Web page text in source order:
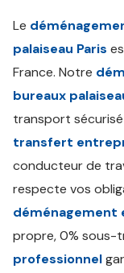
Le
palaiseau Paris
France. Notre
bureaux
transport
transfert
conducteur de
respecte vos
déménagement
propre, 0% sous-
professionnel